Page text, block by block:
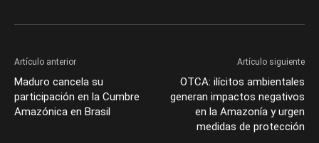
Artículo anterior
Maduro cancela su
participación en la Cumbre
Amazónica en Brasil
Artículo siguiente
OTCA: ilícitos ambientales
generan impactos negativos
en la Amazonía y urgen
medidas de protección